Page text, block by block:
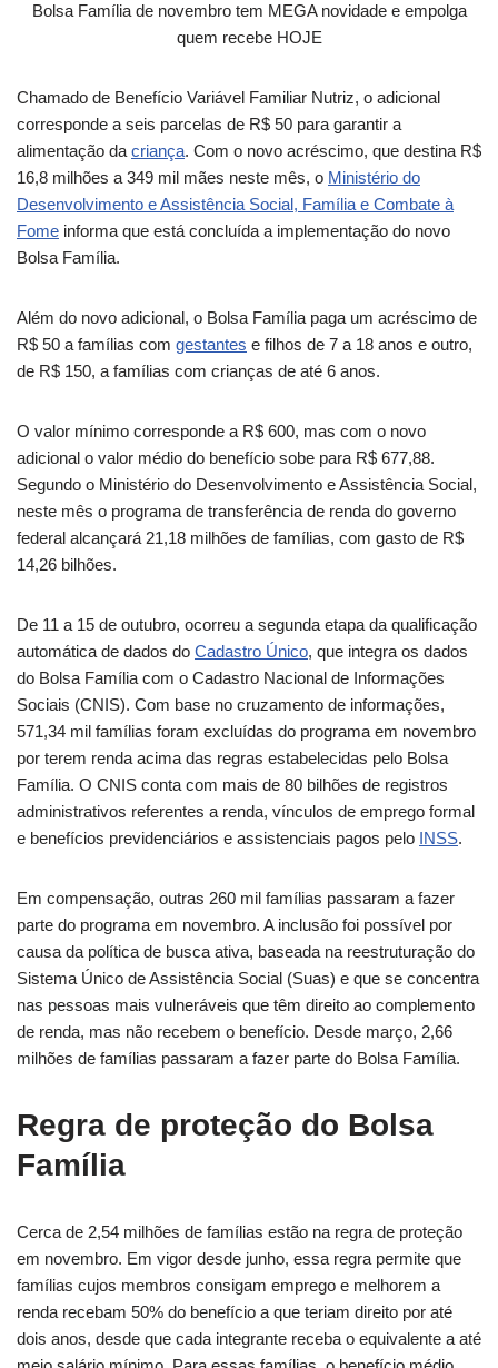
Bolsa Família de novembro tem MEGA novidade e empolga
quem recebe HOJE
Chamado de Benefício Variável Familiar Nutriz, o adicional
corresponde a seis parcelas de R$ 50 para garantir a
alimentação da criança. Com o novo acréscimo, que destina R$
16,8 milhões a 349 mil mães neste mês, o Ministério do
Desenvolvimento e Assistência Social, Família e Combate à
Fome informa que está concluída a implementação do novo
Bolsa Família.
Além do novo adicional, o Bolsa Família paga um acréscimo de
R$ 50 a famílias com gestantes e filhos de 7 a 18 anos e outro,
de R$ 150, a famílias com crianças de até 6 anos.
O valor mínimo corresponde a R$ 600, mas com o novo
adicional o valor médio do benefício sobe para R$ 677,88.
Segundo o Ministério do Desenvolvimento e Assistência Social,
neste mês o programa de transferência de renda do governo
federal alcançará 21,18 milhões de famílias, com gasto de R$
14,26 bilhões.
De 11 a 15 de outubro, ocorreu a segunda etapa da qualificação
automática de dados do Cadastro Único, que integra os dados
do Bolsa Família com o Cadastro Nacional de Informações
Sociais (CNIS). Com base no cruzamento de informações,
571,34 mil famílias foram excluídas do programa em novembro
por terem renda acima das regras estabelecidas pelo Bolsa
Família. O CNIS conta com mais de 80 bilhões de registros
administrativos referentes a renda, vínculos de emprego formal
e benefícios previdenciários e assistenciais pagos pelo INSS.
Em compensação, outras 260 mil famílias passaram a fazer
parte do programa em novembro. A inclusão foi possível por
causa da política de busca ativa, baseada na reestruturação do
Sistema Único de Assistência Social (Suas) e que se concentra
nas pessoas mais vulneráveis que têm direito ao complemento
de renda, mas não recebem o benefício. Desde março, 2,66
milhões de famílias passaram a fazer parte do Bolsa Família.
Regra de proteção do Bolsa
Família
Cerca de 2,54 milhões de famílias estão na regra de proteção
em novembro. Em vigor desde junho, essa regra permite que
famílias cujos membros consigam emprego e melhorem a
renda recebam 50% do benefício a que teriam direito por até
dois anos, desde que cada integrante receba o equivalente a até